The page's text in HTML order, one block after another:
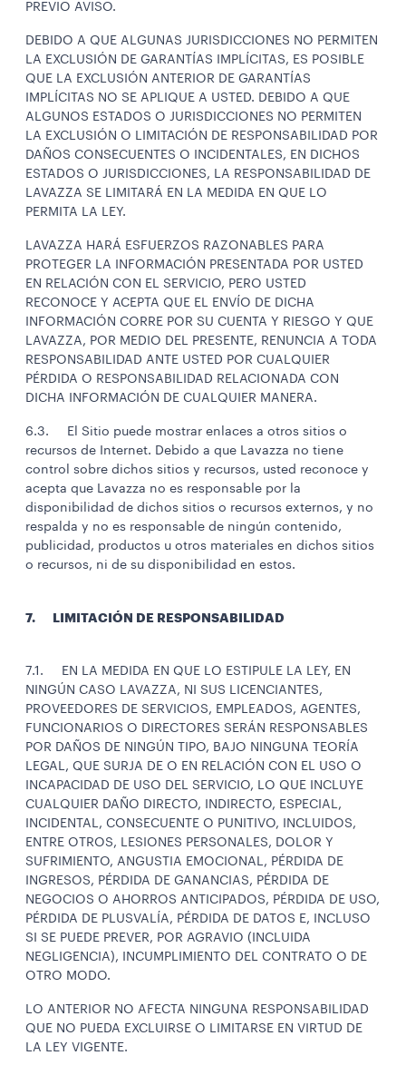
PREVIO AVISO.
DEBIDO A QUE ALGUNAS JURISDICCIONES NO PERMITEN
LA EXCLUSIÓN DE GARANTÍAS IMPLÍCITAS, ES POSIBLE
QUE LA EXCLUSIÓN ANTERIOR DE GARANTÍAS
IMPLÍCITAS NO SE APLIQUE A USTED. DEBIDO A QUE
ALGUNOS ESTADOS O JURISDICCIONES NO PERMITEN
LA EXCLUSIÓN O LIMITACIÓN DE RESPONSABILIDAD POR
DAÑOS CONSECUENTES O INCIDENTALES, EN DICHOS
ESTADOS O JURISDICCIONES, LA RESPONSABILIDAD DE
LAVAZZA SE LIMITARÁ EN LA MEDIDA EN QUE LO
PERMITA LA LEY.
LAVAZZA HARÁ ESFUERZOS RAZONABLES PARA
PROTEGER LA INFORMACIÓN PRESENTADA POR USTED
EN RELACIÓN CON EL SERVICIO, PERO USTED
RECONOCE Y ACEPTA QUE EL ENVÍO DE DICHA
INFORMACIÓN CORRE POR SU CUENTA Y RIESGO Y QUE
LAVAZZA, POR MEDIO DEL PRESENTE, RENUNCIA A TODA
RESPONSABILIDAD ANTE USTED POR CUALQUIER
PÉRDIDA O RESPONSABILIDAD RELACIONADA CON
DICHA INFORMACIÓN DE CUALQUIER MANERA.
6.3. El Sitio puede mostrar enlaces a otros sitios o
recursos de Internet. Debido a que Lavazza no tiene
control sobre dichos sitios y recursos, usted reconoce y
acepta que Lavazza no es responsable por la
disponibilidad de dichos sitios o recursos externos, y no
respalda y no es responsable de ningún contenido,
publicidad, productos u otros materiales en dichos sitios
o recursos, ni de su disponibilidad en estos.
7. LIMITACIÓN DE RESPONSABILIDAD
7.1. EN LA MEDIDA EN QUE LO ESTIPULE LA LEY, EN
NINGÚN CASO LAVAZZA, NI SUS LICENCIANTES,
PROVEEDORES DE SERVICIOS, EMPLEADOS, AGENTES,
FUNCIONARIOS O DIRECTORES SERÁN RESPONSABLES
POR DAÑOS DE NINGÚN TIPO, BAJO NINGUNA TEORÍA
LEGAL, QUE SURJA DE O EN RELACIÓN CON EL USO O
INCAPACIDAD DE USO DEL SERVICIO, LO QUE INCLUYE
CUALQUIER DAÑO DIRECTO, INDIRECTO, ESPECIAL,
INCIDENTAL, CONSECUENTE O PUNITIVO, INCLUIDOS,
ENTRE OTROS, LESIONES PERSONALES, DOLOR Y
SUFRIMIENTO, ANGUSTIA EMOCIONAL, PÉRDIDA DE
INGRESOS, PÉRDIDA DE GANANCIAS, PÉRDIDA DE
NEGOCIOS O AHORROS ANTICIPADOS, PÉRDIDA DE USO,
PÉRDIDA DE PLUSVALÍA, PÉRDIDA DE DATOS E, INCLUSO
SI SE PUEDE PREVER, POR AGRAVIO (INCLUIDA
NEGLIGENCIA), INCUMPLIMIENTO DEL CONTRATO O DE
OTRO MODO.
LO ANTERIOR NO AFECTA NINGUNA RESPONSABILIDAD
QUE NO PUEDA EXCLUIRSE O LIMITARSE EN VIRTUD DE
LA LEY VIGENTE.